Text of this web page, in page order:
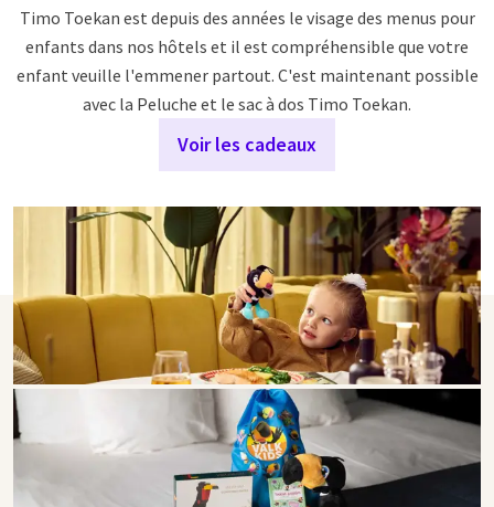
Timo Toekan est depuis des années le visage des menus pour
enfants dans nos hôtels et il est compréhensible que votre
enfant veuille l'emmener partout. C'est maintenant possible
avec la Peluche et le sac à dos Timo Toekan.
Voir les cadeaux